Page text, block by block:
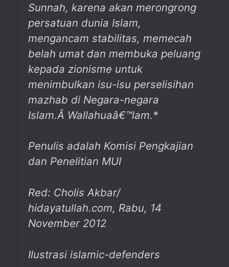
Sunnah, karena akan merongrong
persatuan dunia Islam,
mengancam stabilitas, memecah
belah umat dan membuka peluang
kepada zionisme untuk
menimbulkan isu-isu perselisihan
mazhab di Negara-negara
Islam.Â Wallahuaâ€™lam.*
Penulis adalah Komisi Pengkajian
dan Penelitian MUI
Red: Cholis Akbar/
hidayatullah.com, Rabu, 14
November 2012
Ilustrasi islamic-defenders